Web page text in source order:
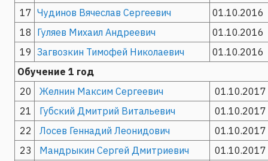
17 Чудинов Вячеслав Сергеевич
01.10.2016
18 Гуляев Михаил Андреевич
01.10.2016
19 Загвозкин Тимофей Николаевич
01.10.2016
Обучение 1 год
20
Желнин Максим Сергеевич
01.10.2017
21
Губский Дмитрий Витальевич
01.10.2017
22
Лосев Геннадий Леонидович
01.10.2017
23
Мандрыкин Сергей Дмитриевич
01.10.2017